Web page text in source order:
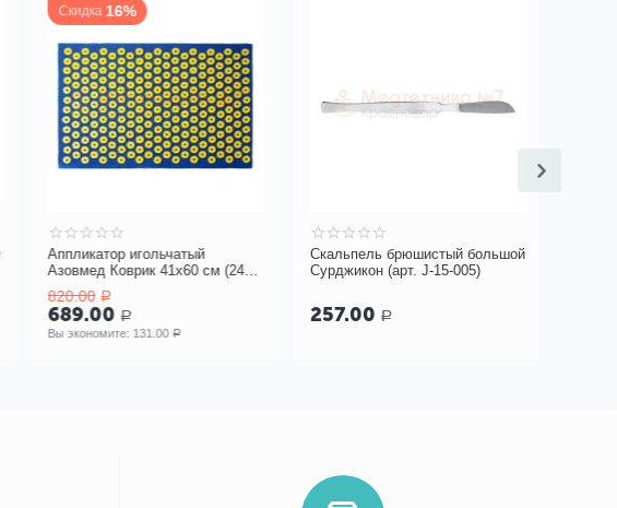
Скидка 16%
Аппликатор игольчатый
Азовмед Коврик 41х60 см (242
шт.)
820.00 Р
689.00 Р
Вы экономите: 131.00 Р
Скальпель брюшистый большой
Сурджикон (арт. J-15-005)
257.00 Р